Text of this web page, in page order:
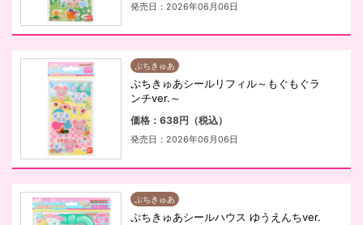
発売日：2026年06月06日
ぷちきゅあ
ぷちきゅあシールリフィル～もぐもぐラ
ンチver.～
価格：638円（税込）
発売日：2026年06月06日
ぷちきゅあ
ぷちきゅあシールハウス ゆうえんちver.